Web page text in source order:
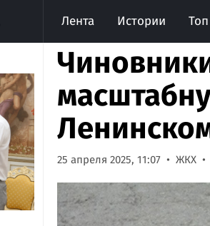
Лента Истории Топ
25 апреля 2025, 11:07 ЖКХ